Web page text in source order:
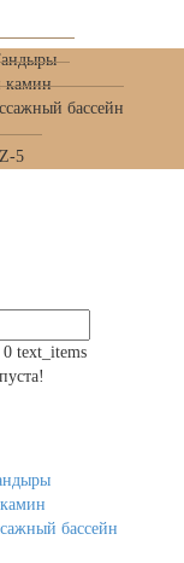
камин
бассейн
5
0 text_items
бассейн